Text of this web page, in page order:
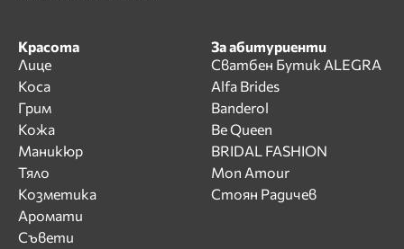
Красота
Лице
Коса
Грим
Кожа
Маникюр
Тяло
Козметика
Аромати
Съвети
За абитуриенти
Сватбен Бутик ALEGRA
Alfa Brides
Banderol
Be Queen
BRIDAL FASHION
Mon Amour
Стоян Радичев